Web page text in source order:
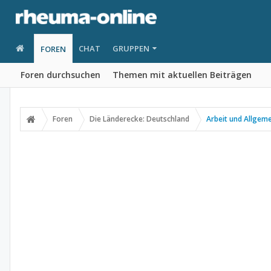
FOREN
Foren durchsuchen Themen mit aktuellen Beiträgen
CHAT GRUPPEN
Foren Die Länderecke: Deutschland Arbeit und